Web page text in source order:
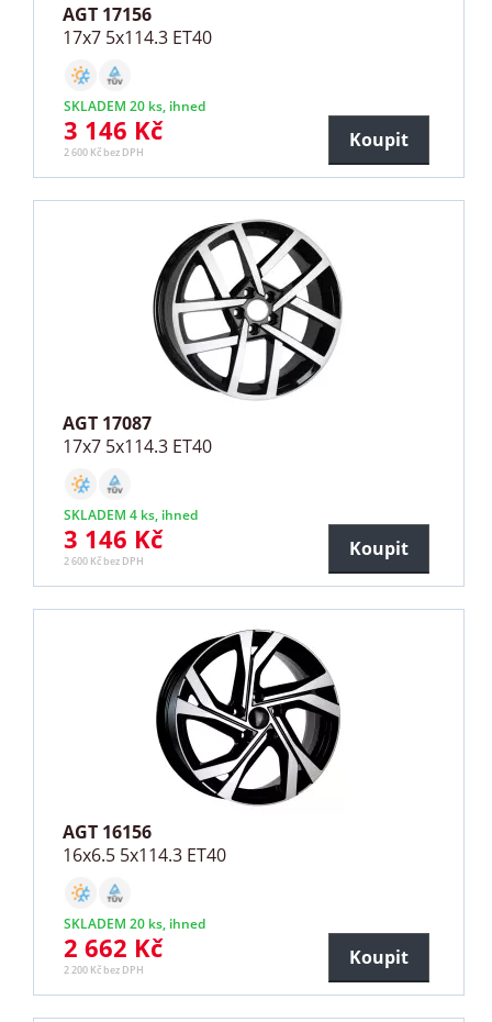
AGT 17156
17x7 5x114.3 ET40
SKLADEM 20 ks, ihned
3 146 Kč
2 600 Kč bez DPH
Koupit
AGT 17087
17x7 5x114.3 ET40
SKLADEM 4 ks, ihned
3 146 Kč
2 600 Kč bez DPH
Koupit
AGT 16156
16x6.5 5x114.3 ET40
SKLADEM 20 ks, ihned
2 662 Kč
2 200 Kč bez DPH
Koupit